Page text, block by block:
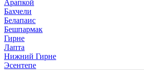
Арапкой
Бахчели
Белапаис
Бешпармак
Гирне
Лапта
Нижний Гирне
Эсентепе